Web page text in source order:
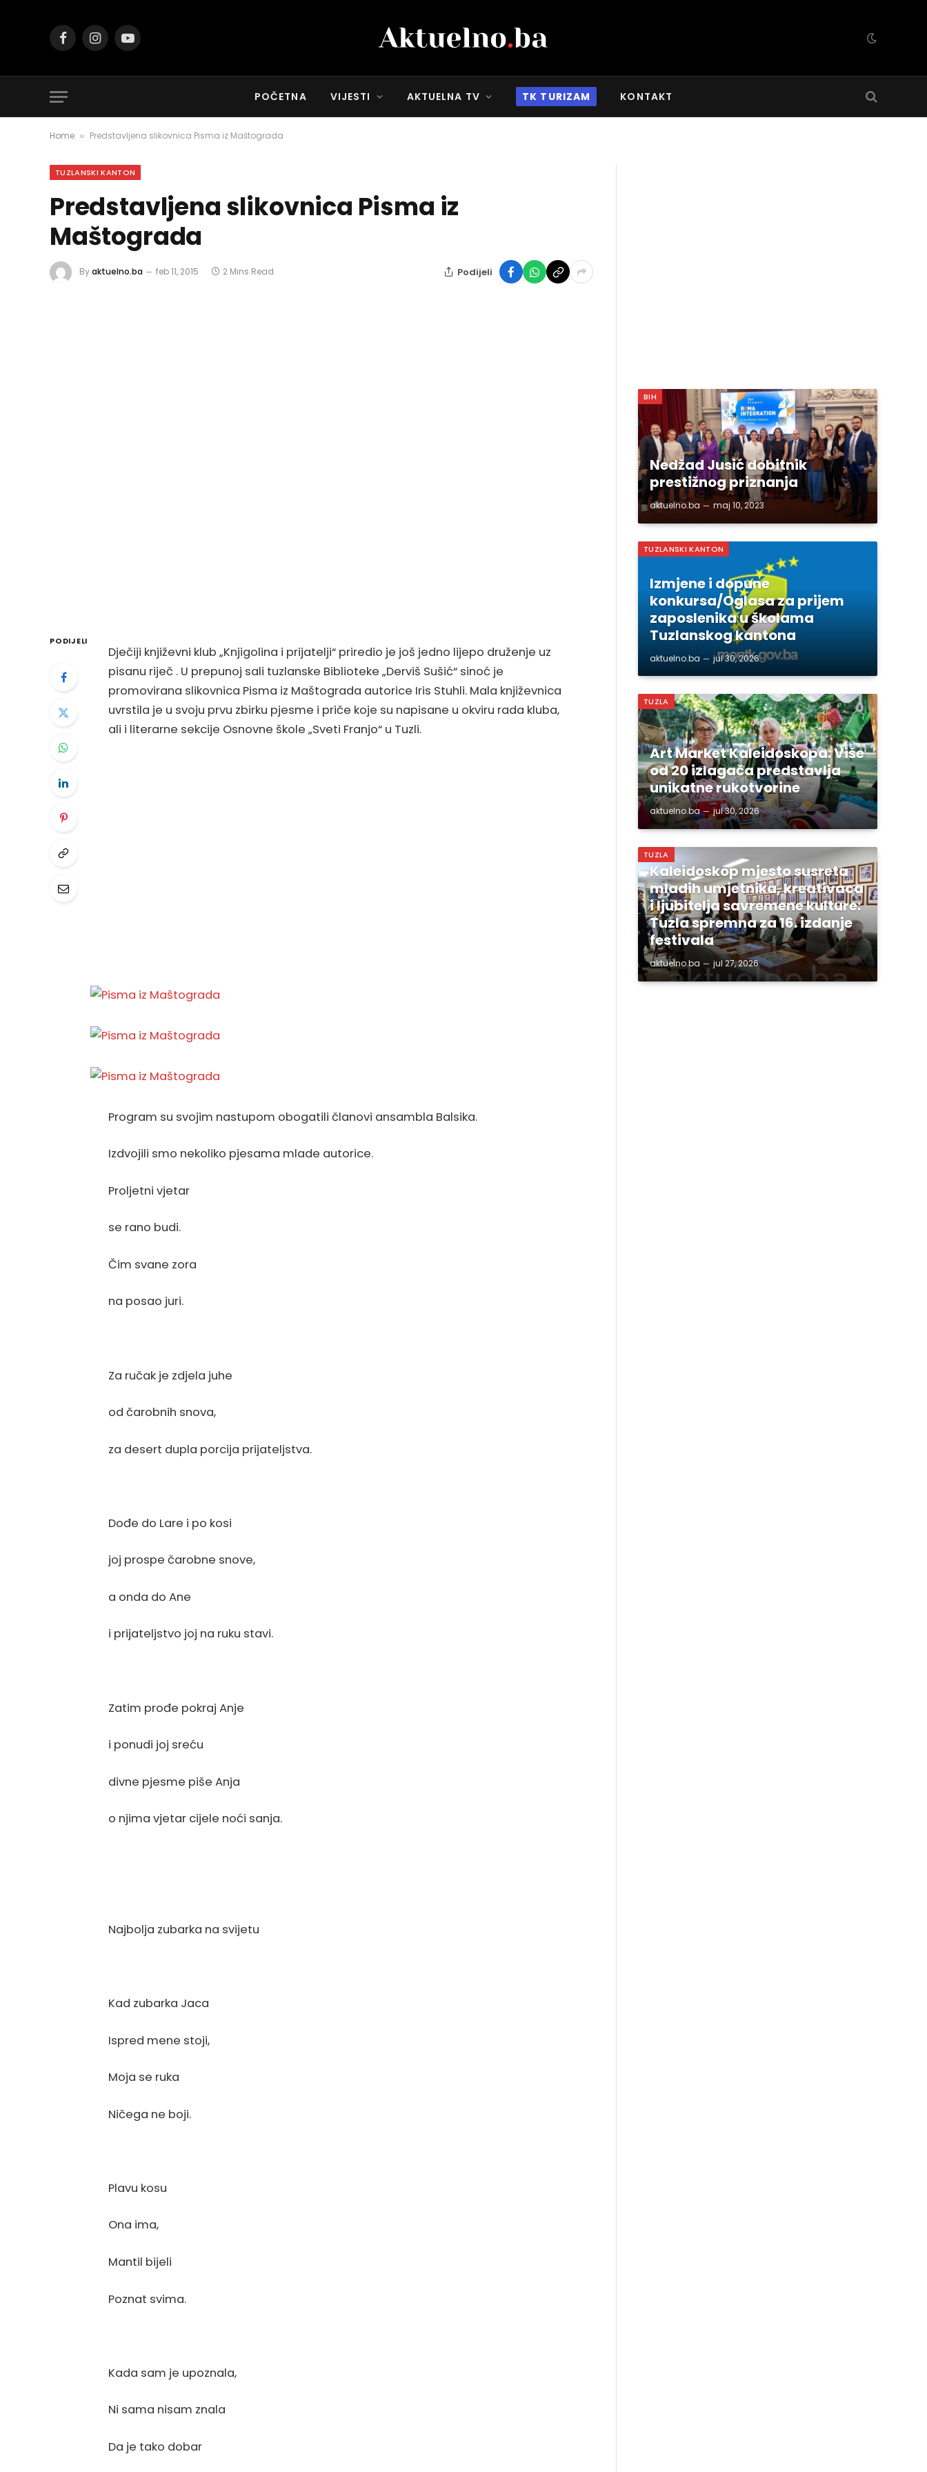
FacebookInstagramYouTube
POČETNA VIJESTI AKTUELNA TV TK TURIZAM KONTAKT
Home » Predstavljena slikovnica Pisma iz Maštograda
TUZLANSKI KANTON
Predstavljena slikovnica Pisma iz
Maštograda
Byaktuelno.ba feb 11, 2015 2 Mins Read Podijeli
PODIJELI
Dječiji književni klub „Knjigolina i prijatelji“ priredio je još jedno lijepo druženje uz
pisanu riječ . U prepunoj sali tuzlanske Biblioteke „Derviš Sušić“ sinoć je
promovirana slikovnica Pisma iz Maštograda autorice Iris Stuhli. Mala književnica
uvrstila je u svoju prvu zbirku pjesme i priče koje su napisane u okviru rada kluba,
ali i literarne sekcije Osnovne škole „Sveti Franjo“ u Tuzli.
Program su svojim nastupom obogatili članovi ansambla Balsika.
Izdvojili smo nekoliko pjesama mlade autorice.
Proljetni vjetar
se rano budi.
Čim svane zora
na posao juri.
Za ručak je zdjela juhe
od čarobnih snova,
za desert dupla porcija prijateljstva.
Dođe do Lare i po kosi
joj prospe čarobne snove,
a onda do Ane
i prijateljstvo joj na ruku stavi.
Zatim prođe pokraj Anje
i ponudi joj sreću
divne pjesme piše Anja
o njima vjetar cijele noći sanja.
Najbolja zubarka na svijetu
Kad zubarka Jaca
Ispred mene stoji,
Moja se ruka
Ničega ne boji.
Plavu kosu
Ona ima,
Mantil bijeli
Poznat svima.
Kada sam je upoznala,
Ni sama nisam znala
Da je tako dobar
BIH
Nedžad Jusić dobitnik
prestižnog priznanja
aktuelno.ba maj 10, 2023
TUZLANSKI KANTON
Izmjene i dopune
konkursa/Oglasa za prijem
zaposlenika u školama
Tuzlanskog kantona
aktuelno.ba jul 30, 2026
TUZLA
Art Market Kaleidoskopa: Više
od 20 izlagača predstavlja
unikatne rukotvorine
aktuelno.ba jul 30, 2026
TUZLA
Kaleidoskop mjesto susreta
mladih umjetnika, kreativaca
i ljubitelja savremene kulture:
Tuzla spremna za 16. izdanje
festivala
aktuelno.ba jul 27, 2026